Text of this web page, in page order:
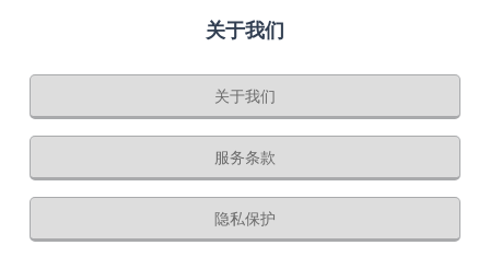
关于我们
关于我们
服务条款
隐私保护